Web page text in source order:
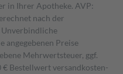
in Ihrer Apotheke. AVP:
nach der
angegebenen Preise
Mehrwertsteuer, ggf.
€ Bestell­wert versand­kosten­